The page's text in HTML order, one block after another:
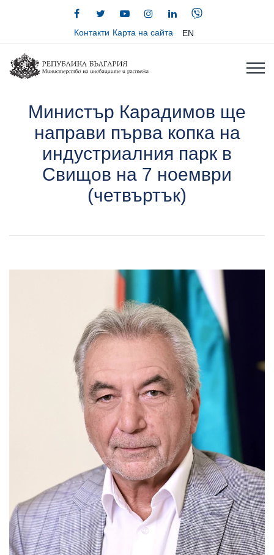
Контакти Карта на сайта EN
Министър Карадимов ще
направи първа копка на
индустриалния парк в
Свищов на 7 ноември
(четвъртък)